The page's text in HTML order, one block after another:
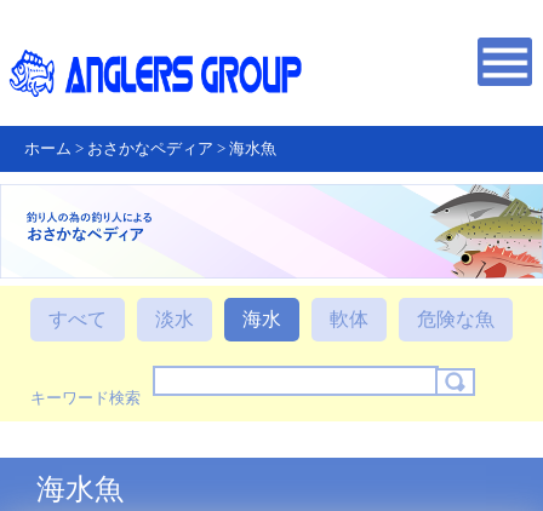
ホーム > おさかなペディア > 海水魚
すべて 淡水 海水 軟体 危険な魚
キーワード検索
海水魚